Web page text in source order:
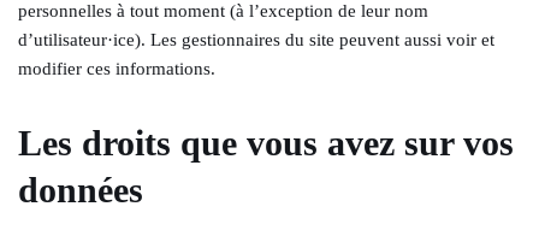
personnelles à tout moment (à l’exception de leur nom
d’utilisateur·ice). Les gestionnaires du site peuvent aussi voir et
modifier ces informations.
Les droits que vous avez sur vos
données